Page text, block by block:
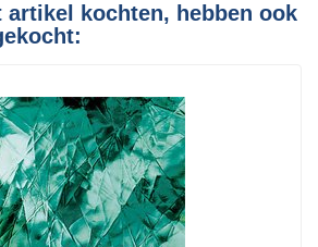
artikel kochten, hebben ook